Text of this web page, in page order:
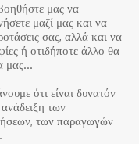
μας να
μαζί μας και να
σας, αλλά και να
ή οτιδήποτε άλλο θα
μας…
ότι είναι δυνατόν
των
των παραγωγών